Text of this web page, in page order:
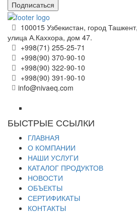
Подписаться
100015 Узбекистан, город
улица А.Каххора, дом 47.
+998(71) 255-25-71
+998(90) 370-90-10
+998(90) 322-90-10
+998(90) 391-90-10
info@nivaeq.com
БЫСТРЫЕ ССЫЛКИ
ГЛАВНАЯ
О КОМПАНИИ
НАШИ УСЛУГИ
КАТАЛОГ ПРОДУКТОВ
НОВОСТИ
ОБЪЕКТЫ
СЕРТИФИКАТЫ
КОНТАКТЫ